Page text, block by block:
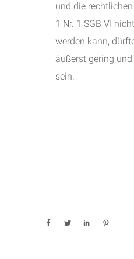
und die
1 Nr. 1 SGB VI
werden kann,
äußerst gering
sein.